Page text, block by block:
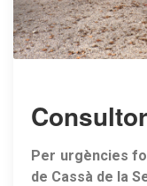
Per urgències
de Cassà de la